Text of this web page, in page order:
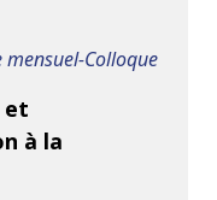
mensuel-Colloque
et
à la